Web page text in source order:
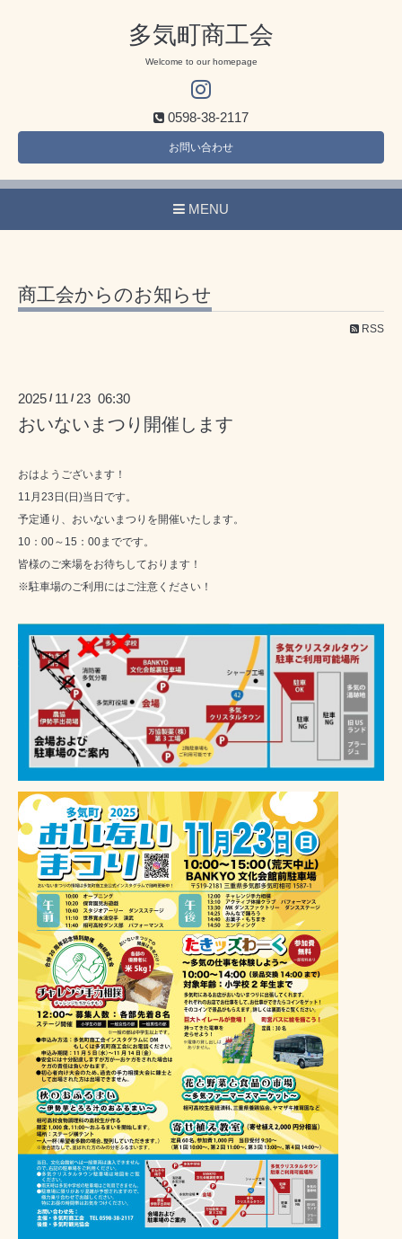
多気町商工会
Welcome to our homepage
0598-38-2117
お問い合わせ
MENU
商工会からのお知らせ
RSS
2025 / 11 / 23 06:30
おいないまつり開催します
おはようございます！
11月23日(日)当日です。
予定通り、おいないまつりを開催いたします。
10：00～15：00までです。
皆様のご来場をお待ちしております！
※駐車場のご利用にはご注意ください！